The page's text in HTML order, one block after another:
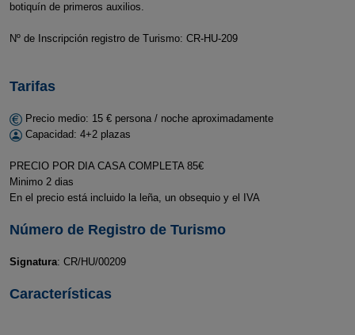
botiquín de primeros auxilios.
Nº de Inscripción registro de Turismo: CR-HU-209
Tarifas
Precio medio: 15 € persona / noche aproximadamente
Capacidad: 4+2 plazas
PRECIO POR DIA CASA COMPLETA 85€
Minimo 2 dias
En el precio está incluido la leña, un obsequio y el IVA
Número de Registro de Turismo
Signatura: CR/HU/00209
Características